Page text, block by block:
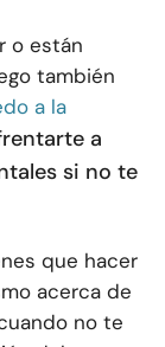
o están
también
a la
a
si no te
que hacer
acerca de
no te